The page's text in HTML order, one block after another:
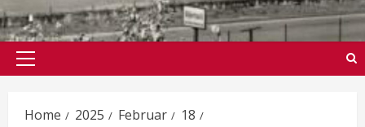
Primary
Home 2025 Februar
18